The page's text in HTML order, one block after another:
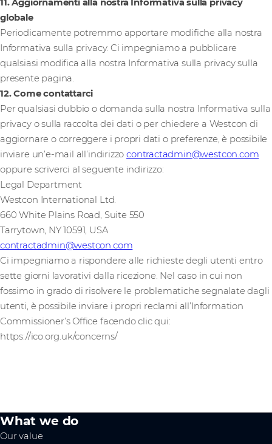
11. Aggiornamenti alla nostra Informativa sulla privacy
globale
Periodicamente potremmo apportare modifiche alla nostra
Informativa sulla privacy. Ci impegniamo a pubblicare
qualsiasi modifica alla nostra Informativa sulla privacy sulla
presente pagina.
12. Come contattarci
Per qualsiasi dubbio o domanda sulla nostra Informativa sulla
privacy o sulla raccolta dei dati o per chiedere a Westcon di
aggiornare o correggere i propri dati o preferenze, è possibile
inviare un’e-mail all’indirizzocontractadmin@westcon.com
oppure scriverci al seguente indirizzo:
Legal Department
Westcon International Ltd.
660 White Plains Road, Suite 550
Tarrytown, NY 10591, USA
contractadmin@westcon.com
Ci impegniamo a rispondere alle richieste degli utenti entro
sette giorni lavorativi dalla ricezione. Nel caso in cui non
fossimo in grado di risolvere le problematiche segnalate dagli
utenti, è possibile inviare i propri reclami all’Information
Commissioner’s Office facendo clic qui:
https://ico.org.uk/concerns/
What we do
Our value